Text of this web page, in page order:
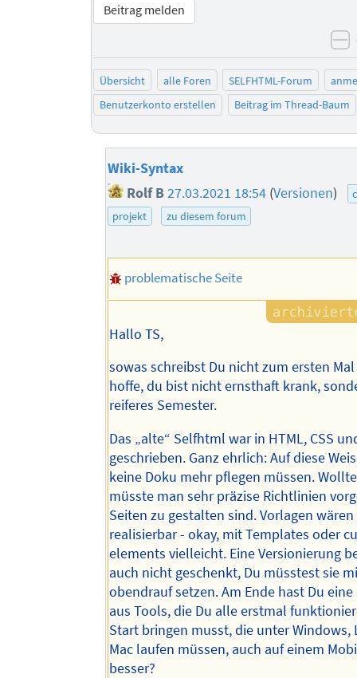
Beitrag melden
Übersicht alle Foren SELFHTML-Forum
Benutzerkonto erstellen
Beitrag im Thread-Baum
Wiki-Syntax
Rolf B27.03.2021 18:54 (Versionen)
projekt
zu diesem forum
problematische Seite
Hallo TS,
sowas schreibst Du nicht zum ersten
hoffe, du bist nicht ernsthaft krank,
reiferes Semester.
Das „alte“ Selfhtml war in HTML, CSS
geschrieben. Ganz ehrlich: Auf diese
keine Doku mehr pflegen müssen.
müsste man sehr präzise Richtlinien
Seiten zu gestalten sind. Vorlagen
realisierbar - okay, mit Templates oder
elements vielleicht. Eine Versionierung
auch nicht geschenkt, Du müsstest sie
obendrauf setzen. Am Ende hast Du
aus Tools, die Du alle erstmal
Start bringen musst, die unter Windows,
Mac laufen müssen, auch auf einem
besser?